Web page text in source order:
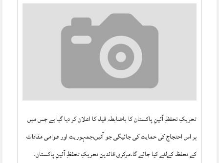
تحریکِ تحفظِ آئینِ پاکستان کا باضابطہ قیام کا اعلان کر دیا گیا ہے جس میں
ہر اس احتجاج کی حمایت کی جائیگی جو آئین،جمہوریت اور عوامی مقادات
کے تحفظ کےلئے کیا جائے گا۔مرکزی قائدین تحریکِ تحفظِ آئینِ پاکستان۔